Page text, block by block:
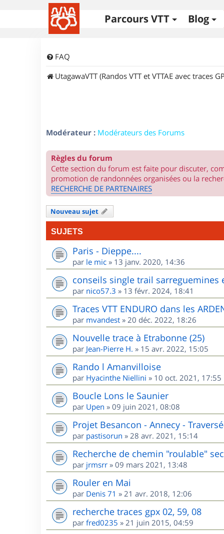
Parcours VTT Blog
FAQ
UtagawaVTT (Randos VTT et VTTAE avec traces
Modérateur : Modérateurs des Forums
Règles du forum
Cette section du forum est faite pour discuter,
promotion de randonnées organisées ou la
RECHERCHE DE PARTENAIRES
Nouveau sujet
SUJETS
Paris - Dieppe....
par le mic » 13 janv. 2020, 14:36
conseils single trail sarreguemines
par nico57.3 » 13 févr. 2024, 18:41
Traces VTT ENDURO dans les
par mvandest » 20 déc. 2022, 18:26
Nouvelle trace à Etrabonne (25)
par Jean-Pierre H. » 15 avr. 2022, 15:05
Rando l Amanvilloise
par Hyacinthe Niellini » 10 oct. 2021, 17:55
Boucle Lons le Saunier
par Upen » 09 juin 2021, 08:08
Projet Besancon - Annecy -
par pastisorun » 28 avr. 2021, 15:14
Recherche de chemin "roulable"
par jrmsrr » 09 mars 2021, 13:48
Rouler en Mai
par Denis 71 » 21 avr. 2018, 12:06
recherche traces gpx 02, 59, 08
par fred0235 » 21 juin 2015, 04:59